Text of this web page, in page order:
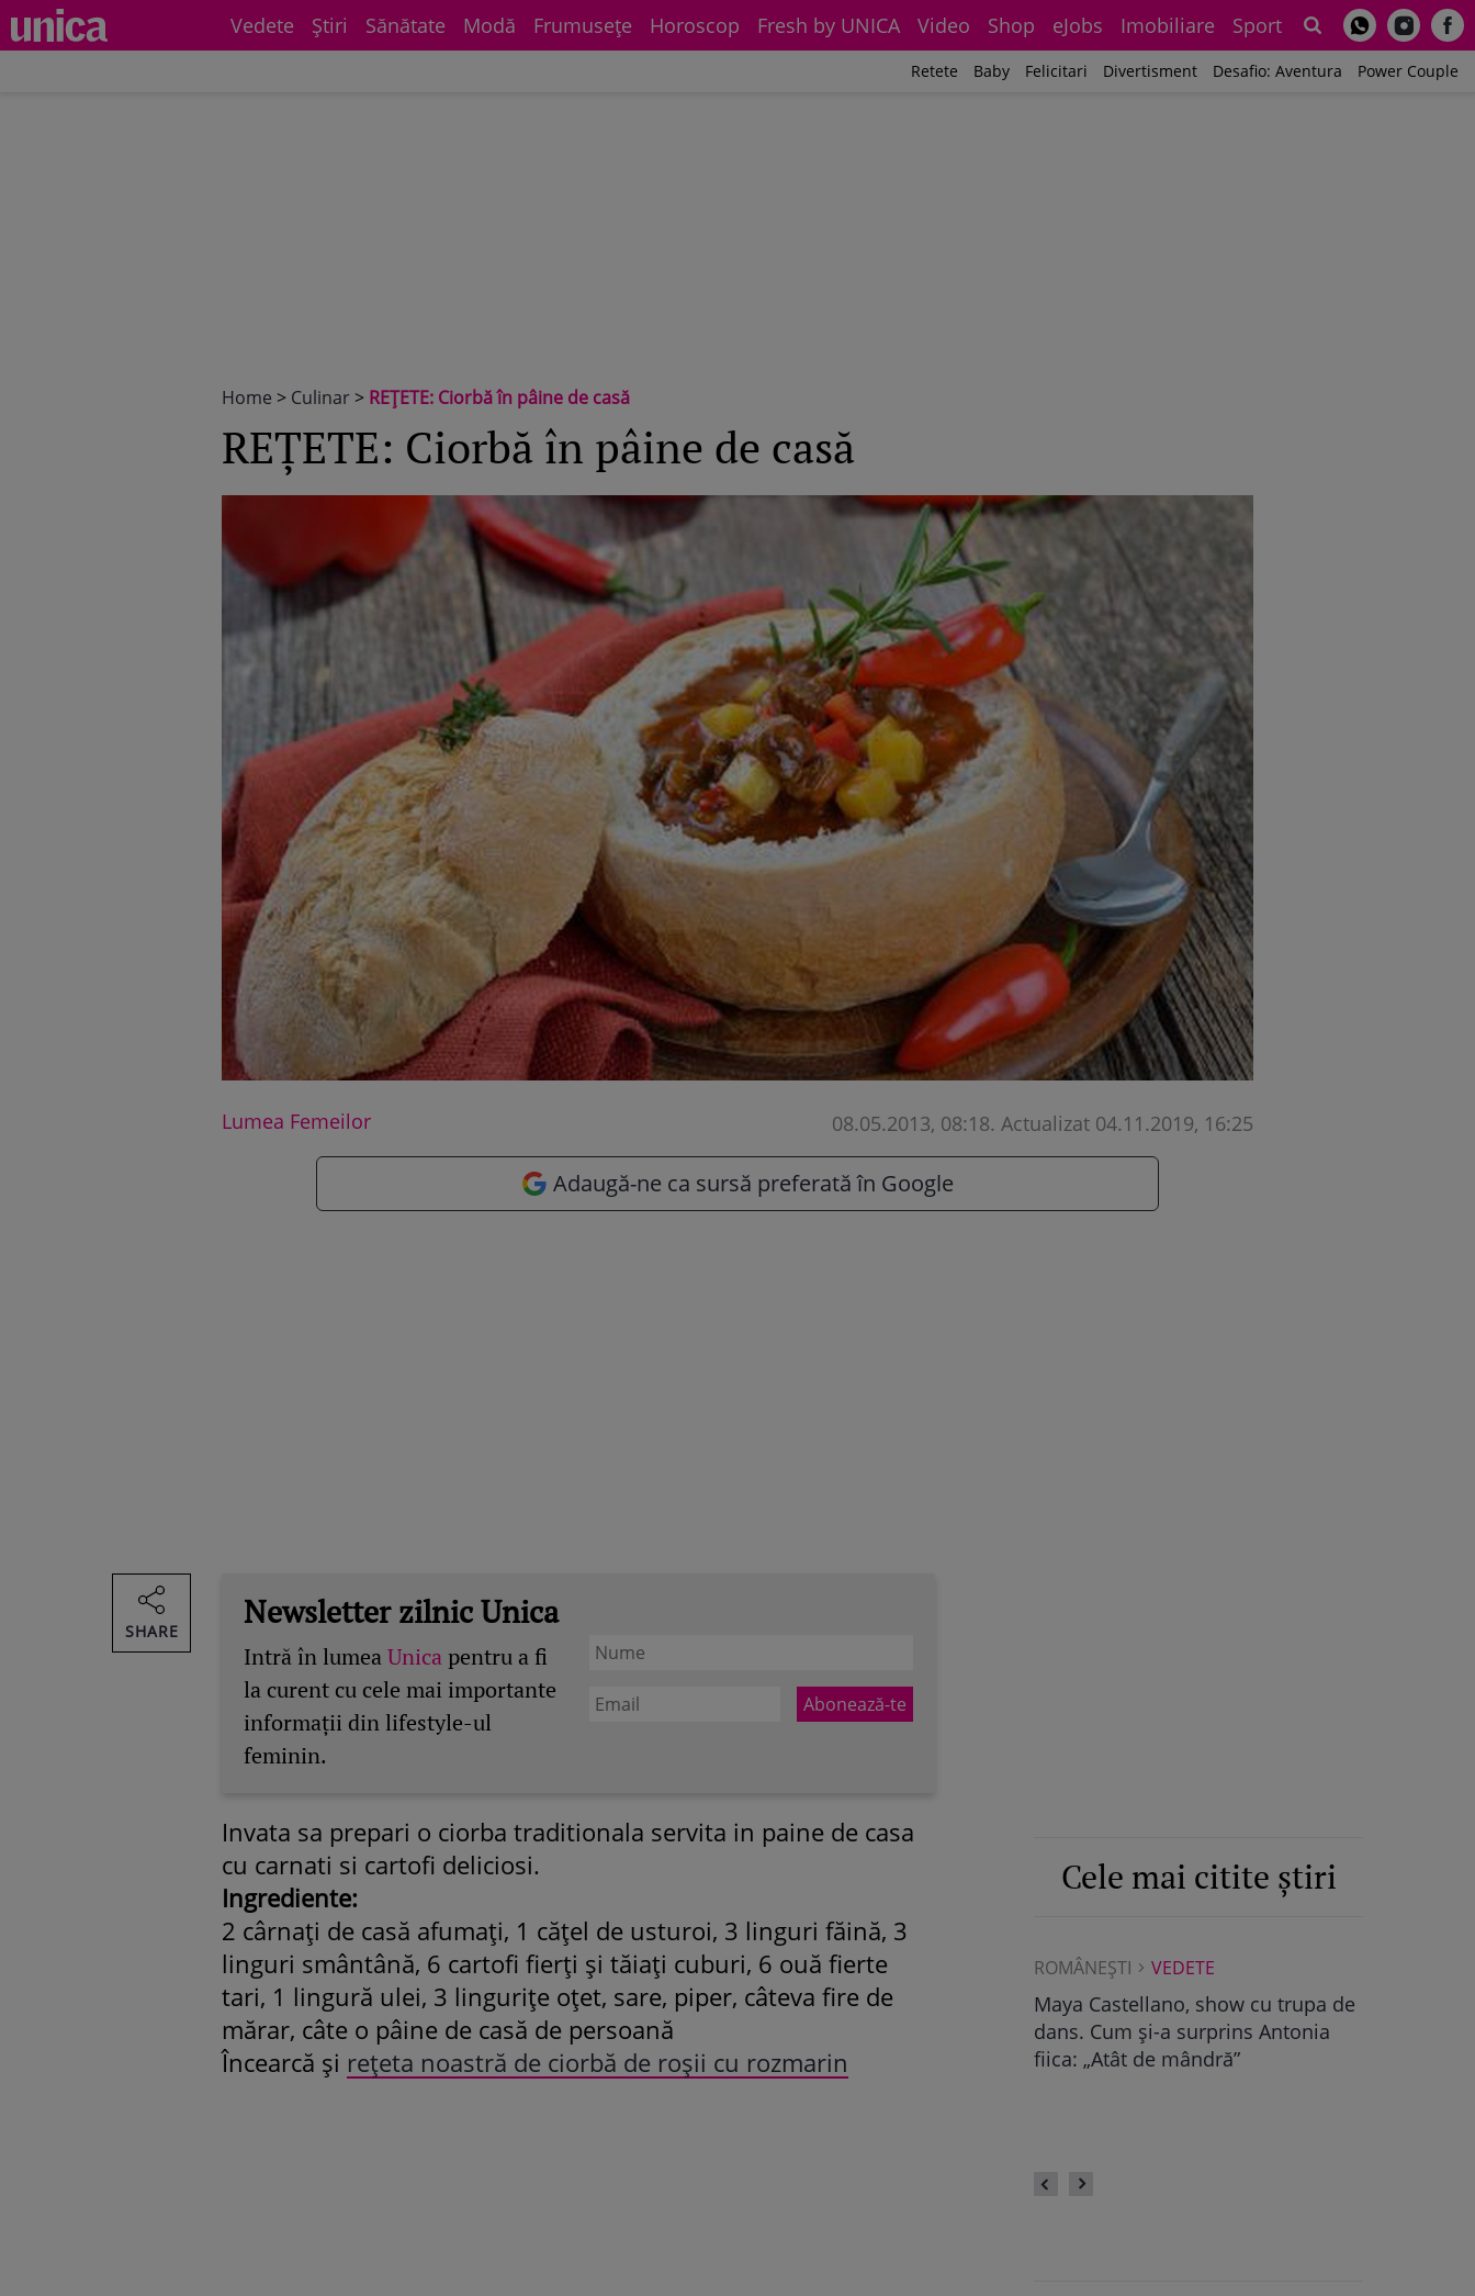
Vedete Știri Sănătate Modă Frumuseţe Horoscop Fresh by UNICA Video Shop eJobs Imobiliare Sport
Retete Baby Felicitari Divertisment Desafio: Aventura Power Couple
Home > Culinar > REŢETE: Ciorbă în pâine de casă
REŢETE: Ciorbă în pâine de casă
Lumea Femeilor 08.05.2013, 08:18. Actualizat 04.11.2019, 16:25
Adaugă-ne ca sursă preferată în Google
Newsletter zilnic Unica
Intră în lumeaUnica pentru a fi
la curent cu cele mai importante
informații din lifestyle-ul
feminin.
Invata sa prepari o ciorba traditionala servita in paine de casa
cu carnati si cartofi deliciosi.
Ingrediente:
2 cârnaţi de casă afumaţi, 1 căţel de usturoi, 3 linguri făină, 3
linguri smântână, 6 cartofi fierţi şi tăiaţi cuburi, 6 ouă fierte
tari, 1 lingură ulei, 3 linguriţe oţet, sare, piper, câteva fire de
mărar, câte o pâine de casă de persoană
Încearcă şi reţeta noastră de ciorbă de roşii cu rozmarin
SHARE
Cele mai citite știri
ROMÂNEŞTI VEDETE
Fiica Iuliei Albu și a lui Mihai Albu a
purtat o rochie creată de celebra
mamă și i-a împrumutat pantofii
ROMÂNEŞTI VEDETE
Maya Castellano, show cu trupa de
dans. Cum și-a surprins Antonia
fiica: „Atât de mândră”